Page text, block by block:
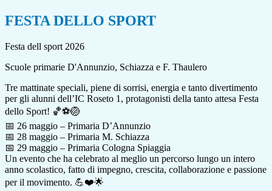
FESTA DELLO SPORT
Festa dell sport 2026
Scuole primarie D'Annunzio, Schiazza e F. Thaulero
Tre mattinate speciali, piene di sorrisi, energia e tanto divertimento
per gli alunni dell’IC Roseto 1, protagonisti della tanto attesa Festa
dello Sport! 🏀⚽🏐
📅 26 maggio – Primaria D’Annunzio
📅 28 maggio – Primaria M. Schiazza
📅 29 maggio – Primaria Cologna Spiaggia
Un evento che ha celebrato al meglio un percorso lungo un intero
anno scolastico, fatto di impegno, crescita, collaborazione e passione
per il movimento. 💪❤️🌟